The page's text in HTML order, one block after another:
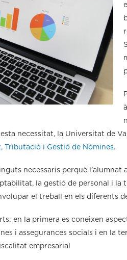
necessitat, la Universitat de
Tributació i Gestió de Nòmines.
necessaris perquè
la gestió de personal i
el treball en els diferents
en la primera es coneixen
i assegurances socials i en la
empresarial